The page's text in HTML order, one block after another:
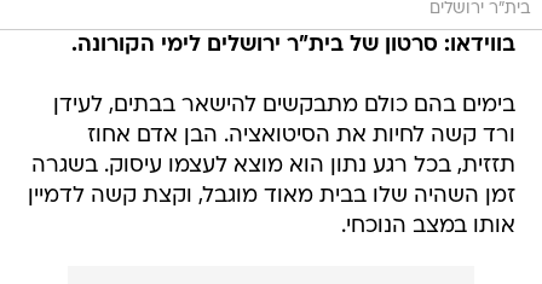
בית"ר ירושלים
בווידאו: סרטון של בית"ר ירושלים לימי הקורונה.
בימים בהם כולם מתבקשים להישאר בבתים, לעידן
ורד קשה לחיות את הסיטואציה. הבן אדם אחוז
תזזית, בכל רגע נתון הוא מוצא לעצמו עיסוק. בשגרה
זמן השהיה שלו בבית מאוד מוגבל, וקצת קשה לדמיין
אותו במצב הנוכחי.